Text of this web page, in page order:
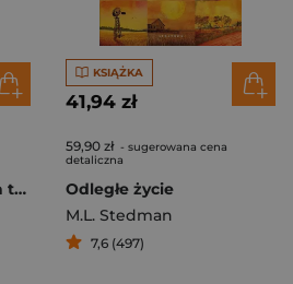
Odległe życie (okładka twarda)
KSIĄŻKA
41,94 zł
59,90 zł - sugerowana cena
detaliczna
Odległe życie
M.L. Stedman
7,6 (497)